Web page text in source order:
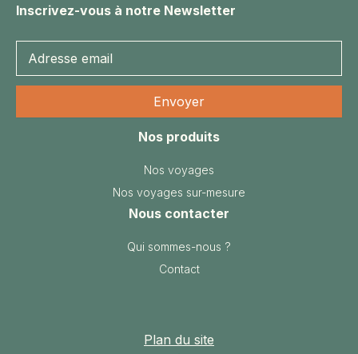
Inscrivez-vous à notre Newsletter
Nos produits
Nos voyages
Nos voyages sur-mesure
Nous contacter
Qui sommes-nous ?
Contact
Plan du site